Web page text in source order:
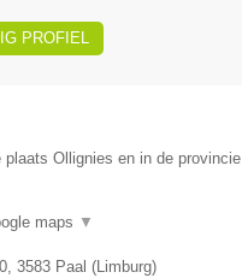
PROFIEL
plaats Ollignies en in de provincie
maps ▼
3583 Paal ( Limburg)